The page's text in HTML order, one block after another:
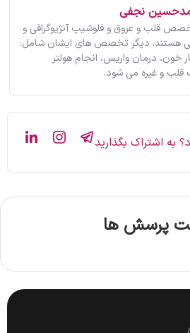
نجفی
قلب و عروق و فلوشیپ آنژیوگرافی و
هستند. دیگر تخصص های ایشان شامل:
خون، درمان واریس، انجام هولتر
قلب و غیره می شود.
به اشتراک بگذارید
پرسش ها